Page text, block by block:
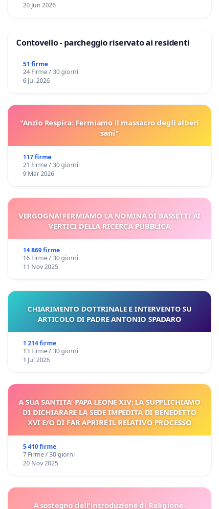
20 Jun 2026
Contovello - parcheggio riservato ai residenti
51 firme
24 Firme / 30 giorni
6 Jul 2026
"Anzio Respira: Fermiamo il massacro degli alberi
sani"
117 firme
21 Firme / 30 giorni
9 Mar 2026
VERGOGNA! FERMIAMO LA NOMINA DI BASSETTI AI
VERTICI DELLA RICERCA PUBBLICA
14 869 firme
16 Firme / 30 giorni
11 Nov 2025
CHIARIMENTO DOTTRINALE E INTERVENTO SU
ARTICOLO DI PADRE ANTONIO SPADARO
1 214 firme
13 Firme / 30 giorni
1 Jul 2026
A SUA SANTITA' PAPA LEONE XIV: LA SUPPLICHIAMO
DI DICHIARARE LA SEDE IMPEDITA DI BENEDETTO
XVI E/O DI FAR APRIRE IL RELATIVO PROCESSO
5 410 firme
7 Firme / 30 giorni
20 Nov 2025
A sostegno dell'introduzione di Religione-